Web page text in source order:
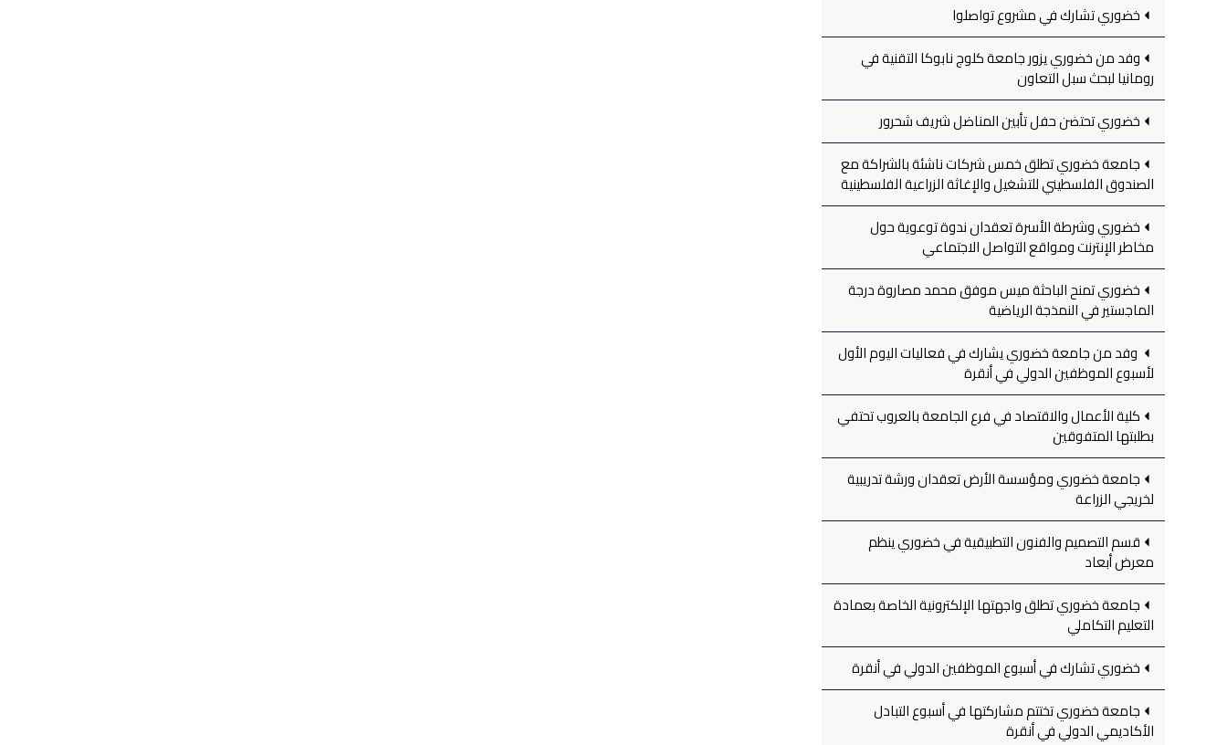
خضوري تشارك في مشروع تواصلوا
وفد من خضوري يزور جامعة كلوج نابوكا التقنية في
رومانيا لبحث سبل التعاون
خضوري تحتضن حفل تأبين المناضل شريف شحرور
جامعة خضوري تطلق خمس شركات ناشئة بالشراكة مع
الصندوق الفلسطيني للتشغيل والإغاثة الزراعية الفلسطينية
خضوري وشرطة الأسرة تعقدان ندوة توعوية حول
مخاطر الإنترنت ومواقع التواصل الاجتماعي
خضوري تمنح الباحثة ميس موفق محمد مصاروة درجة
الماجستير في النمذجة الرياضية
وفد من جامعة خضوري يشارك في فعاليات اليوم الأول
لأسبوع الموظفين الدولي في أنقرة
كلية الأعمال والاقتصاد في فرع الجامعة بالعروب تحتفي
بطلبتها المتفوقين
جامعة خضوري ومؤسسة الأرض تعقدان ورشة تدريبية
لخريجي الزراعة
قسم التصميم والفنون التطبيقية في خضوري ينظم
معرض أبعاد
جامعة خضوري تطلق واجهتها الإلكترونية الخاصة بعمادة
التعليم التكاملي
خضوري تشارك في أسبوع الموظفين الدولي في أنقرة
جامعة خضوري تختتم مشاركتها في أسبوع التبادل
الأكاديمي الدولي في أنقرة